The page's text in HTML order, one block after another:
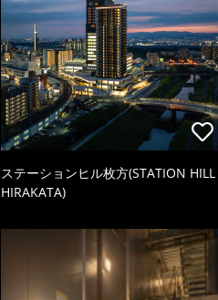
ステーションヒル枚方(STATION HILL
HIRAKATA)